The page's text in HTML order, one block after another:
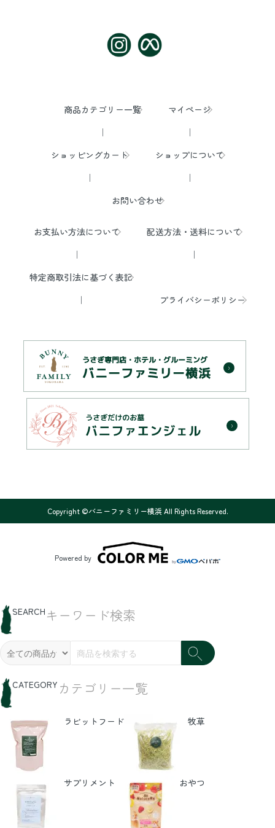
商品カテゴリー一覧 マイページ
ショッピングカート ショップについて
お問い合わせ
お支払い方法について 配送方法・送料について
特定商取引法に基づく表記
プライバシーポリシー
Copyright ©バニーファミリー横浜 All Rights Reserved.
Powered by
SEARCH キーワード検索
CATEGORY カテゴリー一覧
ラビットフード 牧草
サプリメント おやつ